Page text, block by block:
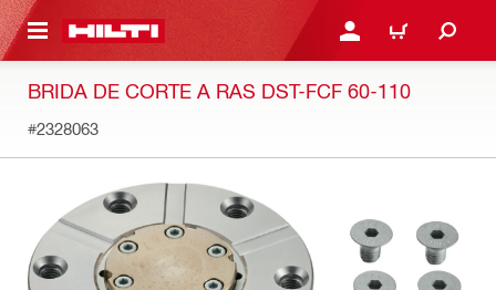
PRINCIPAL INICIE SESIÓN O
CARRITO
BRIDA DE CORTE A RAS DST-FCF 60-110
#2328063